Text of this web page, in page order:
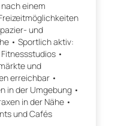
einem
und
• Sportlich aktiv:
•
und
erreichbar •
in der Umgebung •
in der Nähe •
und Cafés